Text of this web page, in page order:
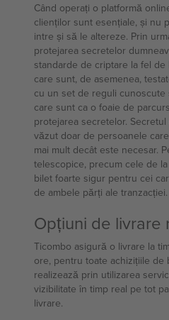
Când operați o platformă
clienților sunt esențiale, și nu
intre și să le altereze. Prin
protejarea secretelor
standarde de criptare la fel
care sunt, de asemenea,
cu un set de reguli cunoscute
care sunt ca o foaie de
protejarea secretelor.
văzut doar de persoanele
mai mult decât este necesar.
telescopice, precum cele de
bilet foarte sigur pentru cei
de ambele părți ale tranzacției.
Opțiuni de livrare
Ticombo asigură o livrare la
ore, pentru toate achizițiile de
realizează prin utilizarea
vizibilitate în timp real pe tot
livrare.